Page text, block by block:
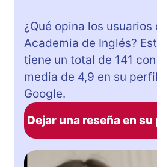
¿Qué opina los usuarios
Academia de Inglés?
tiene un total de 141
media de 4,9 en su
Google.
Dejar una reseña en